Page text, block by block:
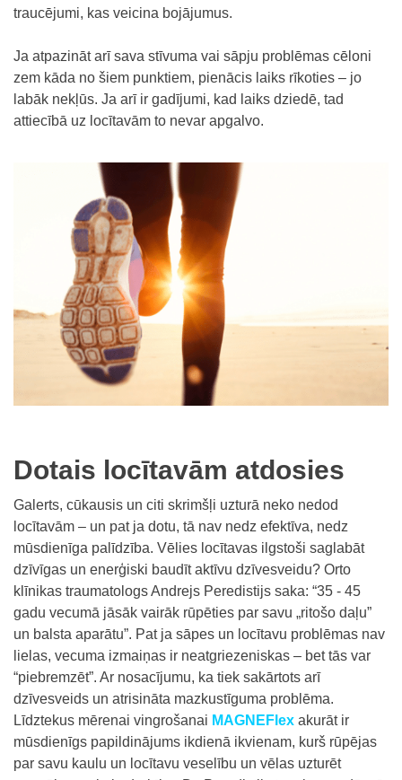
traucējumi, kas veicina bojājumus.
Ja atpazināt arī sava stīvuma vai sāpju problēmas cēloni
zem kāda no šiem punktiem, pienācis laiks rīkoties – jo
labāk nekļūs. Ja arī ir gadījumi, kad laiks dziedē, tad
attiecībā uz locītavām to nevar apgalvo.
Dotais locītavām atdosies
Galerts, cūkausis un citi skrimšļi uzturā neko nedod
locītavām – un pat ja dotu, tā nav nedz efektīva, nedz
mūsdienīga palīdzība. Vēlies locītavas ilgstoši saglabāt
dzīvīgas un enerģiski baudīt aktīvu dzīvesveidu? Orto
klīnikas traumatologs Andrejs Peredistijs saka: “35 - 45
gadu vecumā jāsāk vairāk rūpēties par savu „ritošo daļu”
un balsta aparātu”. Pat ja sāpes un locītavu problēmas nav
lielas, vecuma izmaiņas ir neatgriezeniskas – bet tās var
“piebremzēt”. Ar nosacījumu, ka tiek sakārtots arī
dzīvesveids un atrisināta mazkustīguma problēma.
Līdztekus mērenai vingrošanai MAGNEFlex akurāt ir
mūsdienīgs papildinājums ikdienā ikvienam, kurš rūpējas
par savu kaulu un locītavu veselību un vēlas uzturēt